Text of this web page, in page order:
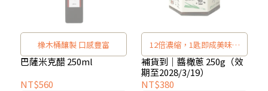
橡木桶釀製 口感豐富
巴薩米克醋 250ml
NT$560
12倍濃縮，1匙即成美味湯
底
補貨到｜醬橄蔥 250g（效
期至2028/3/19）
NT$380